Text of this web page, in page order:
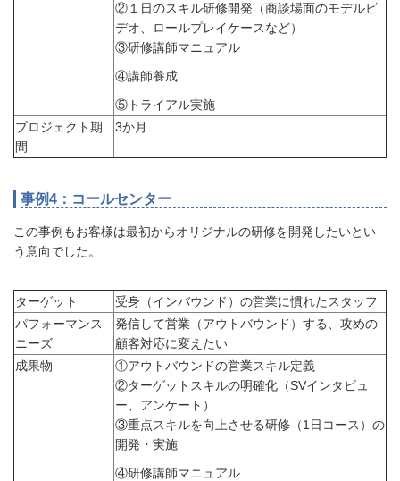
②１日のスキル研修開発（商談場面のモデルビ
デオ、ロールプレイケースなど）
③研修講師マニュアル
④講師養成
⑤トライアル実施
プロジェクト期
間
3か月
事例4：コールセンター
この事例もお客様は最初からオリジナルの研修を開発したいとい
う意向でした。
ターゲット
受身（インバウンド）の営業に慣れたスタッフ
パフォーマンス
ニーズ
発信して営業（アウトバウンド）する、攻めの
顧客対応に変えたい
成果物
①アウトバウンドの営業スキル定義
②ターゲットスキルの明確化（SVインタビュ
ー、アンケート）
③重点スキルを向上させる研修（1日コース）の
開発・実施
④研修講師マニュアル